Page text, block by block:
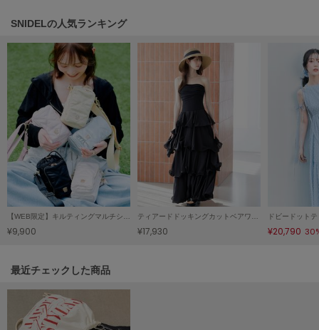
le coq sportif
ルコックスポルティフ
LeSportsac
レスポートサック
LILY BROWN
リリーブラウン
リトルユニオン トウキョウ
SNIDELの人気ランキング
【WEB限定】キルティングマルチショルダー/保冷機能付き
¥9,900
ティアードドッキングカットベアワンピース
¥17,930
ドビードット
¥20,790
関連記事
最近チェックした商品